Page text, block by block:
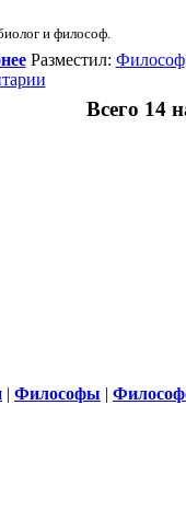
и философ.
Разместил: Философ
Всего 14
| Философы |